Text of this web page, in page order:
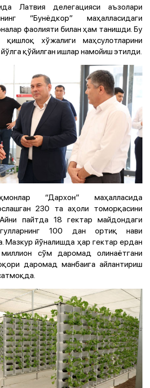
Латвия делегацияси аъзолари
“Бунёдкор” маҳалласидаги
фаолияти билан ҳам танишди. Бу
хўжалиги маҳсулотларини
қўйилган ишлар намойиш этилди.
“Дархон” маҳалласида
230 та аҳоли томорқасини
пайтда 18 гектар майдондаги
гулларнинг 100 дан ортиқ нави
Мазкур йўналишда ҳар гектар ердан
сўм даромад олинаётгани
даромад манбаига айлантириш